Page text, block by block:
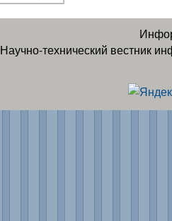
Научно-технический вестник